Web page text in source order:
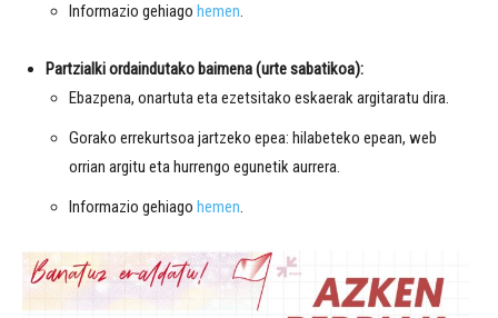
Informazio gehiago hemen.
Partzialki ordaindutako baimena (urte sabatikoa):
Ebazpena, onartuta eta ezetsitako eskaerak argitaratu dira.
Gorako errekurtsoa jartzeko epea: hilabeteko epean, web
orrian argitu eta hurrengo egunetik aurrera.
Informazio gehiago hemen.